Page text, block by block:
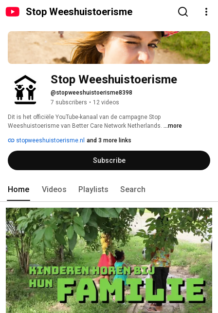
Stop Weeshuistoerisme
Stop Weeshuistoerisme
@stopweeshuistoerisme8398
7 subscribers • 12 videos
Dit is het officiële YouTube-kanaal van de campagne Stop
Weeshuistoerisme van Better Care Network Netherlands. ...more
stopweeshuistoerisme.nl and 3 more links
Subscribe
Home Videos Playlists Search